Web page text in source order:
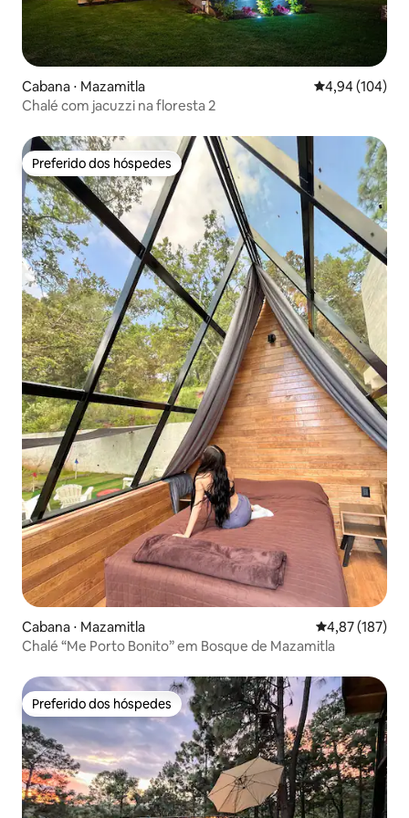
Cabana ⋅ Mazamitla 4,94 de uma
4,94 (104)
Chalé com jacuzzi na floresta 2
Preferido dos hóspedes
Preferido dos hóspedes
Cabana ⋅ Mazamitla 4,87 de uma
4,87 (187)
Chalé “Me Porto Bonito” em Bosque de Mazamitla
Preferido dos hóspedes
Preferido dos hóspedes